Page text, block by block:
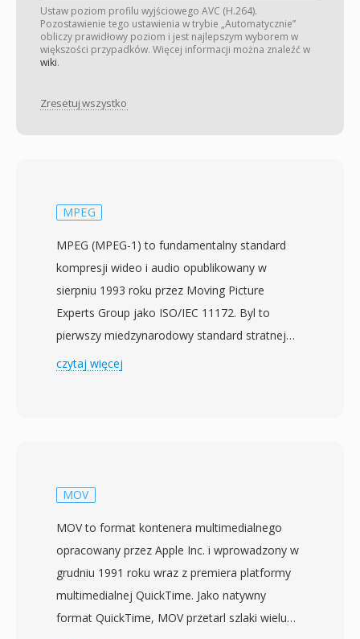
Ustaw poziom profilu wyjściowego AVC (H.264).
Pozostawienie tego ustawienia w trybie „Automatycznie”
obliczy prawidłowy poziom i jest najlepszym wyborem w
większości przypadków. Więcej informacji można znaleźć w
wiki.
Zresetuj wszystko
MPEG
MPEG (MPEG-1) to fundamentalny standard
kompresji wideo i audio opublikowany w
sierpniu 1993 roku przez Moving Picture
Experts Group jako ISO/IEC 11172. Byl to
pierwszy miedzynarodowy standard stratnej
kompresji ruchomych obrazow i
dyskretna transformata kosinusowa i
zorganizowanego wokol trzech typow klatek: I-
klatki (kodowane wewnetrznie), P-klatki
(predykcyjne) i B-klatki (predykcyjne
dwukierunkowo). Standard celuje w szybkosci
transmisji ok. 1,5 Mbps dla laczonego audio i
czytaj więcej
MOV
MOV to format kontenera multimedialnego
opracowany przez Apple Inc. i wprowadzony w
grudniu 1991 roku wraz z premiera platformy
multimedialnej QuickTime. Jako natywny
format QuickTime, MOV przetarl szlaki wielu